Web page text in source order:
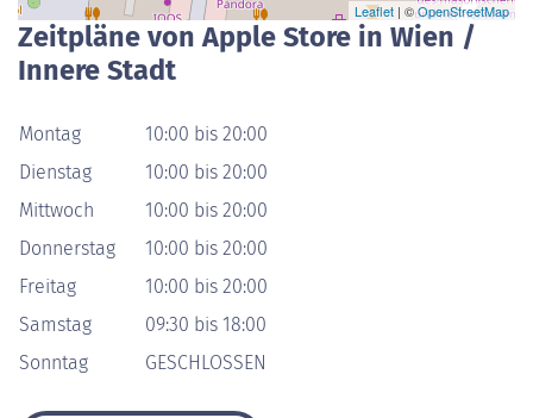
Leaflet | ©OpenStreetMap
Zeitpläne von Apple Store in Wien /
Innere Stadt
Montag
10:00 bis 20:00
Dienstag
10:00 bis 20:00
Mittwoch
10:00 bis 20:00
Donnerstag
10:00 bis 20:00
Freitag
10:00 bis 20:00
Samstag
09:30 bis 18:00
Sonntag
GESCHLOSSEN